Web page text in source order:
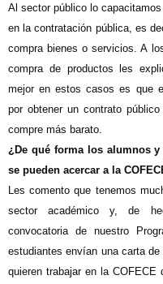
Al sector público lo
en la contratación pública, es
compra bienes o servicios. A
compra de productos les
mejor en estos casos es que
por obtener un contrato
compre más barato.
¿De qué forma los alumnos
se pueden acercar a la
Les comento que tenemos
sector académico y, de
convocatoria de nuestro
estudiantes envían una carta
quieren trabajar en la